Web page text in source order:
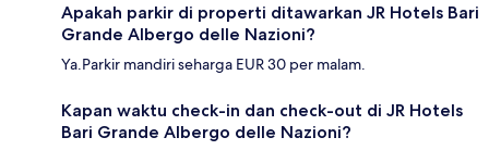
Apakah parkir di properti ditawarkan JR Hotels Bari
Grande Albergo delle Nazioni?
Ya.Parkir mandiri seharga EUR 30 per malam.
Kapan waktu check-in dan check-out di JR Hotels
Bari Grande Albergo delle Nazioni?